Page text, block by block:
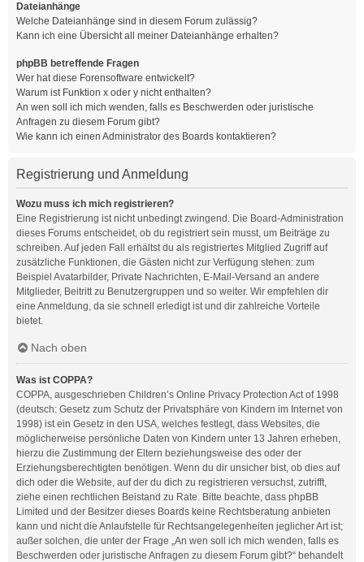
Dateianhänge
Welche Dateianhänge sind in diesem Forum zulässig?
Kann ich eine Übersicht all meiner Dateianhänge erhalten?
phpBB betreffende Fragen
Wer hat diese Forensoftware entwickelt?
Warum ist Funktion x oder y nicht enthalten?
An wen soll ich mich wenden, falls es Beschwerden oder juristische
Anfragen zu diesem Forum gibt?
Wie kann ich einen Administrator des Boards kontaktieren?
Registrierung und Anmeldung
Wozu muss ich mich registrieren?
Eine Registrierung ist nicht unbedingt zwingend. Die Board-Administration
dieses Forums entscheidet, ob du registriert sein musst, um Beiträge zu
schreiben. Auf jeden Fall erhältst du als registriertes Mitglied Zugriff auf
zusätzliche Funktionen, die Gästen nicht zur Verfügung stehen: zum
Beispiel Avatarbilder, Private Nachrichten, E-Mail-Versand an andere
Mitglieder, Beitritt zu Benutzergruppen und so weiter. Wir empfehlen dir
eine Anmeldung, da sie schnell erledigt ist und dir zahlreiche Vorteile
bietet.
Nach oben
Was ist COPPA?
COPPA, ausgeschrieben Children’s Online Privacy Protection Act of 1998
(deutsch: Gesetz zum Schutz der Privatsphäre von Kindern im Internet von
1998) ist ein Gesetz in den USA, welches festlegt, dass Websites, die
möglicherweise persönliche Daten von Kindern unter 13 Jahren erheben,
hierzu die Zustimmung der Eltern beziehungsweise des oder der
Erziehungsberechtigten benötigen. Wenn du dir unsicher bist, ob dies auf
dich oder die Website, auf der du dich zu registrieren versuchst, zutrifft,
ziehe einen rechtlichen Beistand zu Rate. Bitte beachte, dass phpBB
Limited und der Besitzer dieses Boards keine Rechtsberatung anbieten
kann und nicht die Anlaufstelle für Rechtsangelegenheiten jeglicher Art ist;
außer solchen, die unter der Frage „An wen soll ich mich wenden, falls es
Beschwerden oder juristische Anfragen zu diesem Forum gibt?“ behandelt